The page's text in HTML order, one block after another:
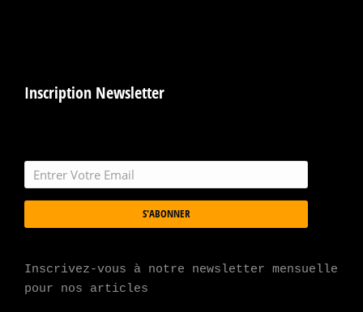
Inscription Newsletter
S'ABONNER
Inscrivez-vous à notre newsletter mensuelle
pour nos articles